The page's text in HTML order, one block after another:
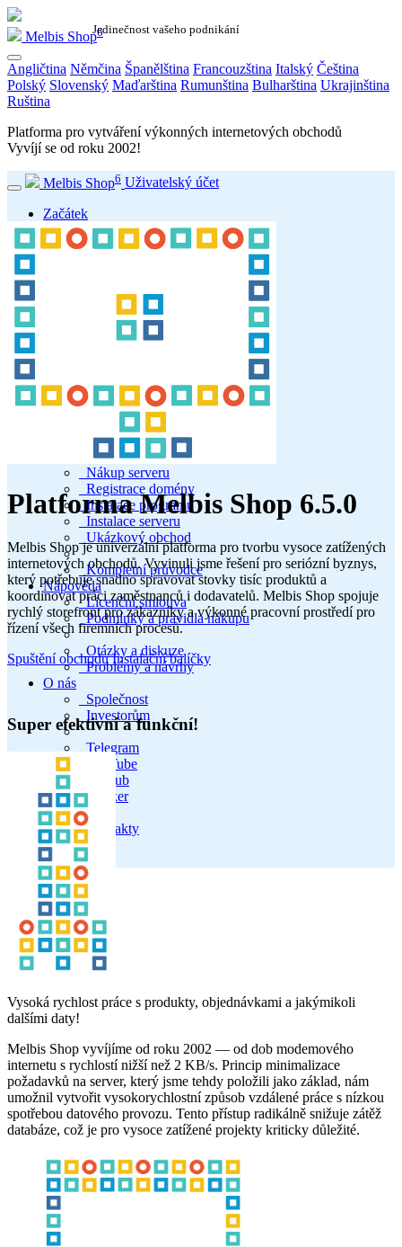
Jedinečnost vašeho podnikání
Melbis Shop6
Angličtina Němčina Španělština Francouzština Italský Čeština
Polský Slovenský Maďarština Rumunština Bulharština Ukrajinština
Ruština
Platforma pro vytváření výkonných internetových obchodů
Vyvíjí se od roku 2002!
Melbis Shop6 Uživatelský účet
Začátek
Popis
Hlavní funkce
Vzorový internetový obchod
Ceny a licence
Instalační balíčky
Systémové požadavky
Zastaralé verze
Dokumentace
Spuštění obchodu
Nákup serveru
Registrace domény
Instalace programu
Instalace serveru
Ukázkový obchod
Kompletní průvodce
Nápověda
Licenční smlouva
Podmínky a pravidla nákupu
Otázky a diskuze
Problémy a návrhy
O nás
Společnost
Investorům
Telegram
YouTube
GitHub
Docker
Kontakty
Uživatelský účet
Platforma Melbis Shop 6.5.0
Melbis Shop je univerzální platforma pro tvorbu vysoce zatížených
internetových obchodů. Vyvinuli jsme řešení pro seriózní byznys,
který potřebuje snadno spravovat stovky tisíc produktů a
koordinovat práci zaměstnanců i dodavatelů. Melbis Shop spojuje
rychlý storefront pro zákazníky a výkonné pracovní prostředí pro
řízení všech firemních procesů.
Spuštění obchoduInstalační balíčky
Super efektivní a funkční!
Vysoká rychlost práce s produkty, objednávkami a jakýmikoli
dalšími daty!
Melbis Shop vyvíjíme od roku 2002 — od dob modemového
internetu s rychlostí nižší než 2 KB/s. Princip minimalizace
požadavků na server, který jsme tehdy položili jako základ, nám
umožnil vytvořit vysokorychlostní způsob vzdálené práce s nízkou
spotřebou datového provozu. Tento přístup radikálně snižuje zátěž
databáze, což je pro vysoce zatížené projekty kriticky důležité.